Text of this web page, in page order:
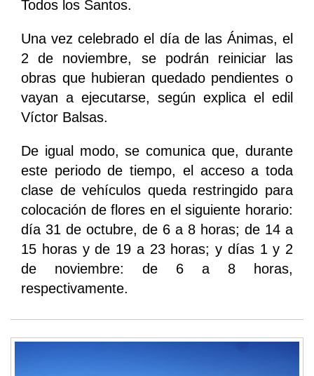
Todos los Santos.
Una vez celebrado el día de las Ánimas, el
2 de noviembre, se podrán reiniciar las
obras que hubieran quedado pendientes o
vayan a ejecutarse, según explica el edil
Víctor Balsas.
De igual modo, se comunica que, durante
este periodo de tiempo, el acceso a toda
clase de vehículos queda restringido para
colocación de flores en el siguiente horario:
día 31 de octubre, de 6 a 8 horas; de 14 a
15 horas y de 19 a 23 horas; y días 1 y 2
de noviembre: de 6 a 8 horas,
respectivamente.